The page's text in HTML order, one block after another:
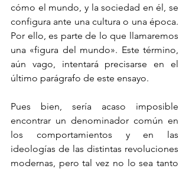
cómo el mundo, y la sociedad en él, se
configura ante una cultura o una época.
Por ello, es parte de lo que llamaremos
una «figura del mundo». Este término,
aún vago, intentará precisarse en el
último parágrafo de este ensayo.
Pues bien, sería acaso imposible
encontrar un denominador común en
los comportamientos y en las
ideologías de las distintas revoluciones
modernas, pero tal vez no lo sea tanto